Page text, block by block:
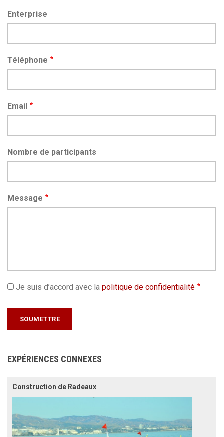
Enterprise
Téléphone
Email
Nombre de participants
Message
Je suis d’accord avec la politique de confidentialité
EXPÉRIENCES CONNEXES
Construction de Radeaux